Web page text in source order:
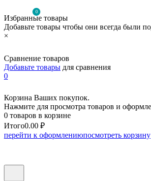
0
Избранные товары
Добавьте товары чтобы они всегда были
×
Сравнение товаров
Добавьте товары для сравнения
0
Корзина Ваших покупок.
Нажмите для просмотра товаров и
0 товаров в корзине
Итого0.00 ₽
перейти к оформлениюпосмотреть корзину